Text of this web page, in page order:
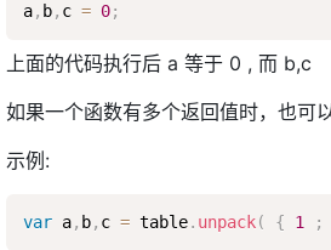
a, b, c = 0;
上面的代码执行后 a 等于 0 , 而 b,c
如果一个函数有多个返回值时，也可
示例:
var a, b, c = table. unpack( { 1 ;